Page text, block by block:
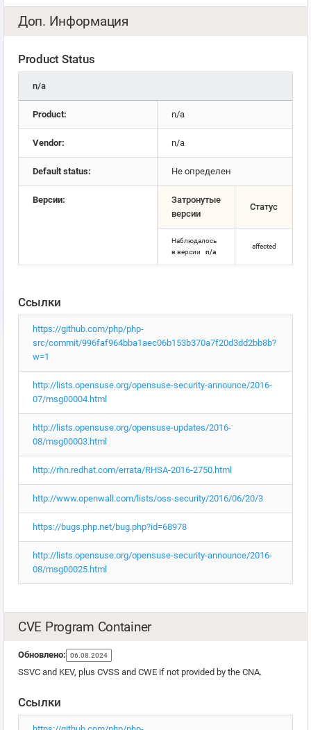
Доп. Информация
Product Status
n/a
Product: n/a
Vendor: n/a
Default status: Не определен
Версии:
Затронутые
версии
Статус
Наблюдалось
в версии
n/a
affected
Ссылки
https://github.com/php/php-
src/commit/996faf964bba1aec06b153b370a7f20d3dd2bb8b?
w=1
http://lists.opensuse.org/opensuse-security-announce/2016-
07/msg00004.html
http://lists.opensuse.org/opensuse-updates/2016-
08/msg00003.html
http://rhn.redhat.com/errata/RHSA-2016-2750.html
http://www.openwall.com/lists/oss-security/2016/06/20/3
https://bugs.php.net/bug.php?id=68978
http://lists.opensuse.org/opensuse-security-announce/2016-
08/msg00025.html
CVE Program Container
Обновлено: 06.08.2024
SSVC and KEV, plus CVSS and CWE if not provided by the CNA.
Ссылки